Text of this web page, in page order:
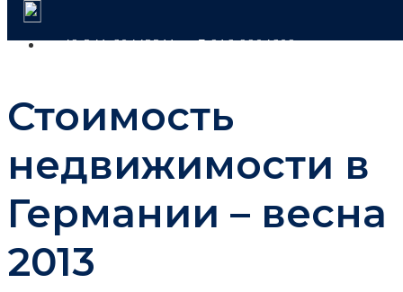
+49 341 60443311 +7 916 9904609
Стоимость
недвижимости в
Германии – весна
2013